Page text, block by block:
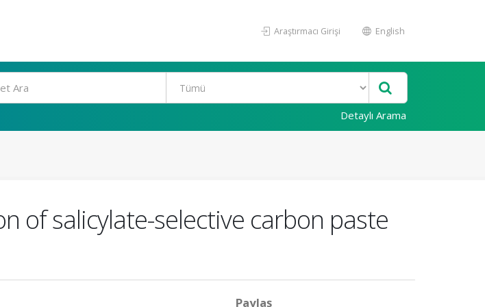
Araştırmacı Girişi English
Detaylı Arama
of salicylate-selective carbon paste
Paylaş